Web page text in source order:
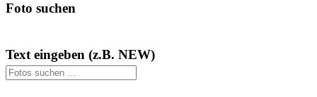
Foto suchen
Text eingeben (z.B. NEW)